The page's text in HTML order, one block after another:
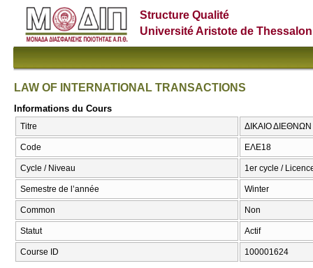
Structure Qualité
Université Aristote de
LAW OF INTERNATIONAL TRANSACTIONS
Informations du Cours
Titre ΔΙΚΑΙΟ ΔΙΕΘΝΩΝ
Code ΕΛΕ18
Cycle / Niveau 1er cycle /
Semestre de l’année Winter
Common Non
Statut Actif
Course ID 100001624